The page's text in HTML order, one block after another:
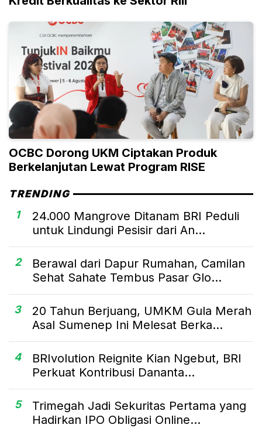
OCBC Dorong UKM Ciptakan Produk
Berkelanjutan Lewat Program RISE
TRENDING
1
24.000 Mangrove Ditanam BRI Peduli
untuk Lindungi Pesisir dari An...
2
Berawal dari Dapur Rumahan, Camilan
Sehat Sahate Tembus Pasar Glo...
3
20 Tahun Berjuang, UMKM Gula Merah
Asal Sumenep Ini Melesat Berka...
4
BRIvolution Reignite Kian Ngebut, BRI
Perkuat Kontribusi Dananta...
5
Trimegah Jadi Sekuritas Pertama yang
Hadirkan IPO Obligasi Online...